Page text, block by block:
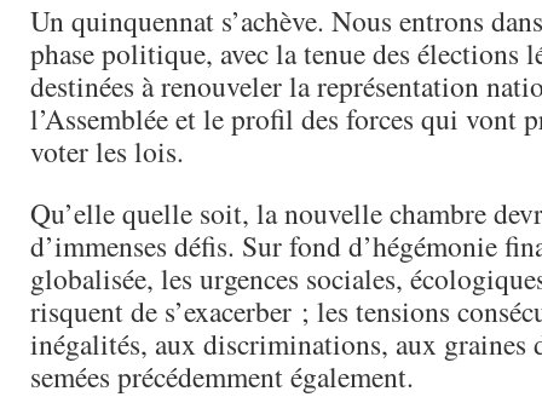
Un quinquennat s’achève. Nous entrons
phase politique, avec la tenue des élections
destinées à renouveler la représentation
l’Assemblée et le profil des forces qui vont
voter les lois.
Qu’elle quelle soit, la nouvelle chambre
d’immenses défis. Sur fond d’hégémonie
globalisée, les urgences sociales,
risquent de s’exacerber ; les tensions
inégalités, aux discriminations, aux graines
semées précédemment également.